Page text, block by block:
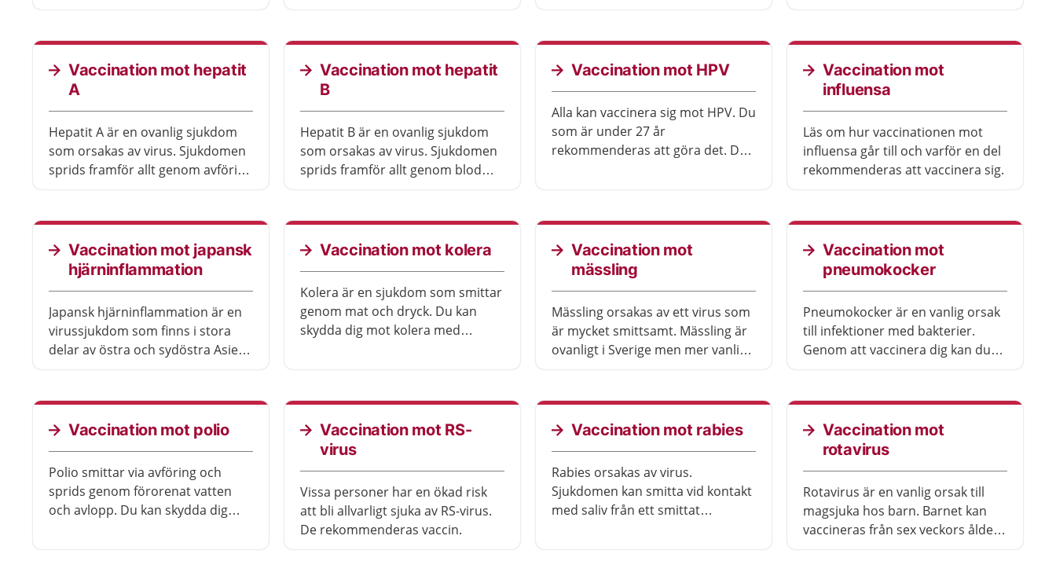
ovanlig men livshotande och kan
dessutom ge bestående besvär.
Vaccination mot hepatit
A
Hepatit A är en ovanlig sjukdom
som orsakas av virus. Sjukdomen
sprids framför allt genom avföring
allvarlig.
Vaccination mot hepatit
B
Hepatit B är en ovanlig sjukdom
som orsakas av virus. Sjukdomen
sprids framför allt genom blod
kan bli mycket allvarlig.
Vaccination mot HPV
Alla kan vaccinera sig mot HPV. Du
som är under 27 år
rekommenderas att göra det. Det
Vaccination mot
influensa
Läs om hur vaccinationen mot
influensa går till och varför en del
rekommenderas att vaccinera sig.
Vaccination mot japansk
hjärninflammation
Japansk hjärninflammation är en
virussjukdom som finns i stora
delar av östra och sydöstra Asien.
Sjukdomen är ovanlig men
livshotande.
Vaccination mot kolera
Kolera är en sjukdom som smittar
genom mat och dryck. Du kan
skydda dig mot kolera med
sjukdomen är vanlig.
Vaccination mot
mässling
Mässling orsakas av ett virus som
är mycket smittsamt. Mässling är
ovanligt i Sverige men mer vanligt
rekommenderas till alla och ingår
i vaccinationsprogrammet för
Vaccination mot
pneumokocker
Pneumokocker är en vanlig orsak
till infektioner med bakterier.
Genom att vaccinera dig kan du
Vaccination mot polio
Polio smittar via avföring och
sprids genom förorenat vatten
och avlopp. Du kan skydda dig
Vaccination mot RS-
virus
Vissa personer har en ökad risk
att bli allvarligt sjuka av RS-virus.
De rekommenderas vaccin.
Vaccination mot rabies
Rabies orsakas av virus.
Sjukdomen kan smitta vid kontakt
med saliv från ett smittat
Vaccination mot
rotavirus
Rotavirus är en vanlig orsak till
magsjuka hos barn. Barnet kan
vaccineras från sex veckors ålder